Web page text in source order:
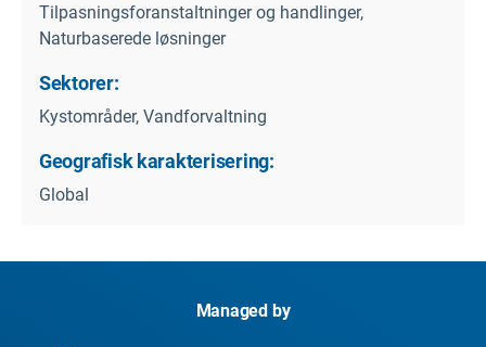
Tilpasningsforanstaltninger og handlinger,
Naturbaserede løsninger
Sektorer:
Kystområder, Vandforvaltning
Geografisk karakterisering:
Global
Managed by